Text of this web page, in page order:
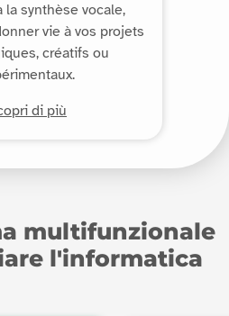
la synthèse vocale,
vie à vos projets
créatifs ou
di più
multifunzionale
l'informatica